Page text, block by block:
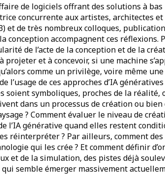
de logiciels offrant des solutions à
concurrente aux artistes, architectes et
et de très nombreux colloques,
conception accompagnent ces réflexions.
de l’acte de la conception et de la
projeter et à concevoir, si une machine
comme un privilège, voire même
l’usage de ces approches d’IA
soient symboliques, proches de la réalité,
dans un processus de création ou
? Comment évaluer le niveau de
l’IA générative quand elles restent
réinterpréter ? Par ailleurs, comment des
qui les crée ? Et comment définir
et de la simulation, des pistes déjà
semble émerger massivement